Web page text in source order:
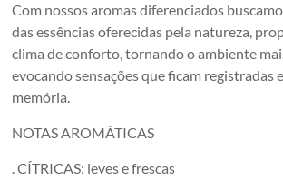
Com nossos aromas diferenciados
das essências oferecidas pela natureza,
clima de conforto, tornando o ambiente
evocando sensações que ficam registradas
memória.
NOTAS AROMÁTICAS
. CÍTRICAS: leves e frescas